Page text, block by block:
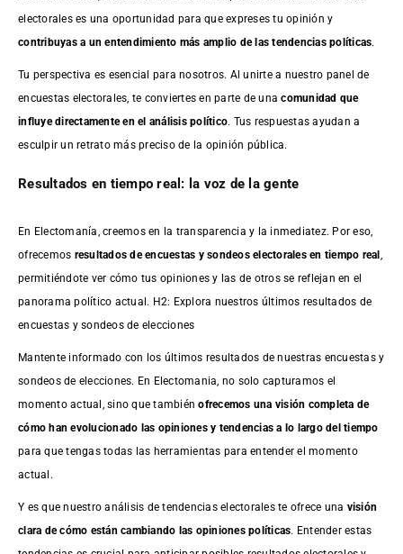
electorales es una oportunidad para que expreses tu opinión y
contribuyas a un entendimiento más amplio de las tendencias políticas.
Tu perspectiva es esencial para nosotros. Al unirte a nuestro panel de
encuestas electorales, te conviertes en parte de unacomunidad que
influye directamente en el análisis político. Tus respuestas ayudan a
esculpir un retrato más preciso de la opinión pública.
Resultados en tiempo real: la voz de la gente
En Electomanía, creemos en la transparencia y la inmediatez. Por eso,
ofrecemos resultados deencuestas y sondeos electorales en tiempo real
permitiéndote ver cómo tus opiniones y las de otros se reflejan en el
panorama político actual. H2: Explora nuestros últimos resultados de
encuestas y sondeos de elecciones
Mantente informado con los últimos resultados de nuestras encuestasy
sondeos de elecciones. En Electomania, no solo capturamos el
momento actual, sino que tambiénofrecemos una visión completa de
cómo han evolucionado las opiniones y tendencias a lo largo del tiempo
para que tengas todas las herramientas para entender el momento
actual.
Y es que nuestro análisis de tendencias electorales te ofrece una visión
clara de cómo están cambiando las opiniones políticas. Entender estas